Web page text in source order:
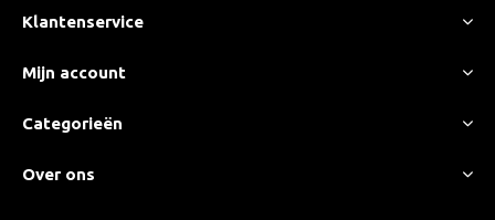
Klantenservice
Mijn account
Categorieën
Over ons